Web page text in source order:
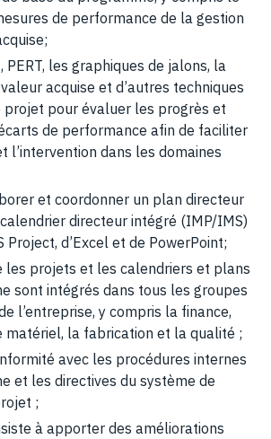
de performance de la gestion
PERT, les graphiques de jalons, la
acquise et d’autres techniques
projet pour évaluer les progrès et
de performance afin de faciliter
l’intervention dans les domaines
et coordonner un plan directeur
directeur intégré (IMP/IMS)
Project, d’Excel et de PowerPoint;
les projets et les calendriers et plans
sont intégrés dans tous les groupes
l’entreprise, y compris la finance,
matériel, la fabrication et la qualité ;
avec les procédures internes
et les directives du système de
;
à apporter des améliorations